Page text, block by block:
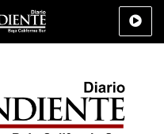
Deportes Cultura